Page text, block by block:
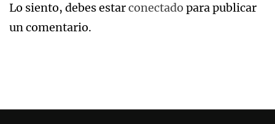
Lo siento, debes estarconectado para publicar
un comentario.